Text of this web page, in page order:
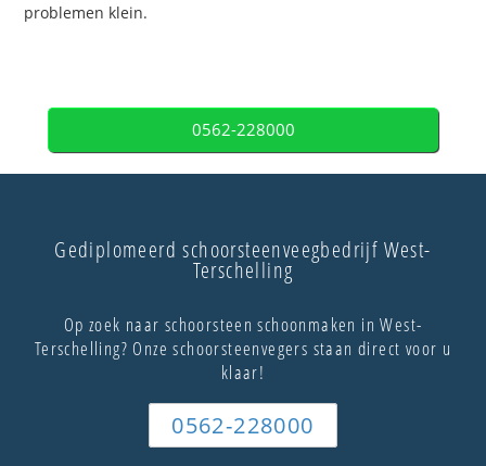
problemen klein.
0562-228000
Gediplomeerd schoorsteenveegbedrijf West-
Terschelling
Op zoek naar schoorsteen schoonmaken in West-
Terschelling? Onze schoorsteenvegers staan direct voor u
klaar!
0562-228000